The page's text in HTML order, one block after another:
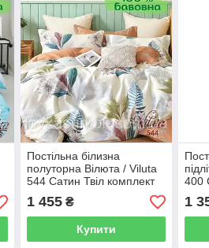
Постільна білизна
полуторна Вілюта / Viluta
544 Сатин Твіл комплект
1 455₴
Купити
400
1